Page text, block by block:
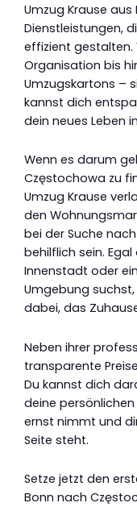
Umzug Krause
Dienstleistungen,
effizient gestalten.
Organisation bis
Umzugskartons –
kannst dich
dein neues Leben
Wenn es darum
Częstochowa zu
Umzug Krause
den
bei der Suche
behilflich sein.
Innenstadt oder
Umgebung
dabei, das
Neben ihrer
transparente
Du kannst dich
deine
ernst nimmt und
Seite steht.
Setze jetzt den
Bonn nach